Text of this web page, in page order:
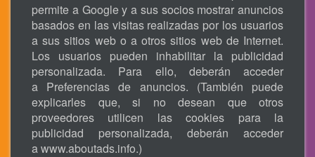
permite a Google y a sus socios mostrar anuncios
basados en las visitas realizadas por los usuarios
a sus sitios web o a otros sitios web de Internet.
Los usuarios pueden inhabilitar la publicidad
personalizada. Para ello, deberán acceder
a Preferencias de anuncios. (También puede
explicarles que, si no desean que otros
proveedores utilicen las cookies para la
publicidad personalizada, deberán acceder
a www.aboutads.info.)